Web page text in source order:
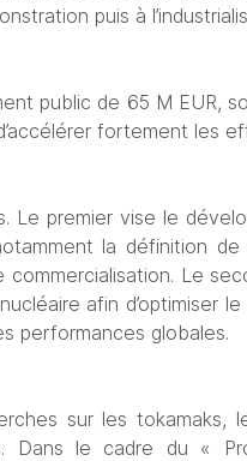
puis à
public de 65 M EUR,
fortement les
Le premier vise le
la définition de
Le
afin d’optimiser
performances globales.
sur les
Dans le cadre du «